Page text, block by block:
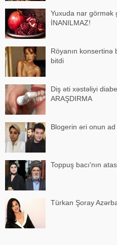
Yuxuda nar görmək
İNANILMAZ!
Röyanın konsertinə
bitdi
Diş əti xəstəliyi
ARAŞDIRMA
Blogerin əri onun
Toppuş bacı'nın
Türkan Şoray